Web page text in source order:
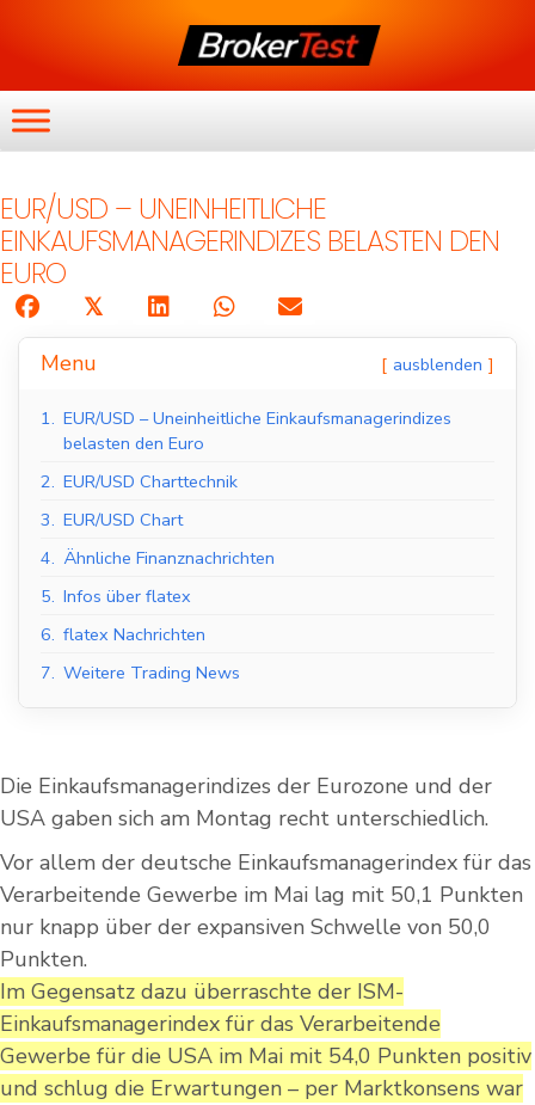
EUR/USD – UNEINHEITLICHE
EINKAUFSMANAGERINDIZES BELASTEN DEN
EURO
𝕏
Menu ausblenden
1. EUR/USD – Uneinheitliche Einkaufsmanagerindizes
belasten den Euro
2. EUR/USD Charttechnik
3. EUR/USD Chart
4. Ähnliche Finanznachrichten
5. Infos über flatex
6. flatex Nachrichten
7. Weitere Trading News
Die Einkaufsmanagerindizes der Eurozone und der
USA gaben sich am Montag recht unterschiedlich.
Vor allem der deutsche Einkaufsmanagerindex für das
Verarbeitende Gewerbe im Mai lag mit 50,1 Punkten
nur knapp über der expansiven Schwelle von 50,0
Punkten.
Im Gegensatz dazu überraschte der ISM-
Einkaufsmanagerindex für das Verarbeitende
Gewerbe für die USA im Mai mit 54,0 Punkten positiv
und schlug die Erwartungen – per Marktkonsens war